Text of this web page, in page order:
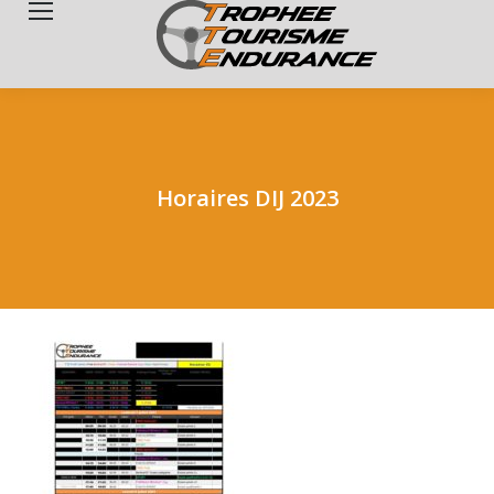
Horaires DIJ 2023